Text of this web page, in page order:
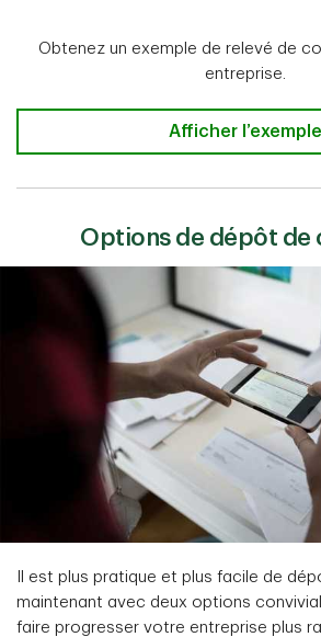
Obtenez un exemple de relevé de
entreprise.
Exemple de
Afficher l’exemple
Options de dépôt de
Il est plus pratique et plus facile de
maintenant avec deux options
faire progresser votre entreprise plus